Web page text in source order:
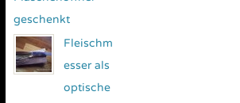
geschenkt
Fleischm
esser als
optische